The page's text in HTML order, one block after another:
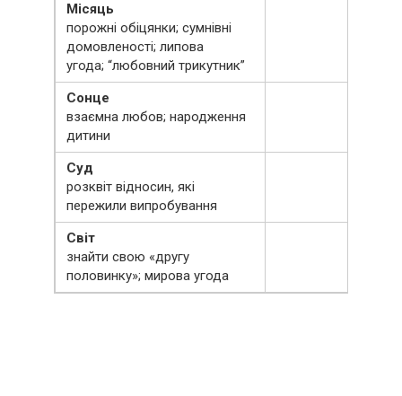
Місяць
порожні обіцянки; сумнівні
домовленості; липова
угода; “любовний трикутник”
Сонце
взаємна любов; народження
дитини
Суд
розквіт відносин, які
пережили випробування
Світ
знайти свою «другу
половинку»; мирова угода